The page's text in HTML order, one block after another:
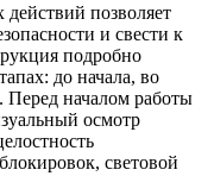
позволяет
и свести к
подробно
до начала, во
Перед началом работы
осмотр
световой